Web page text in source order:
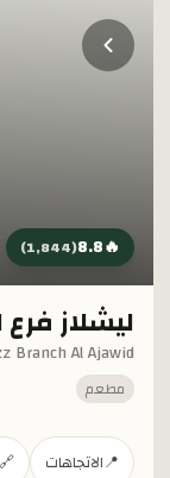
تخطي إلى المحتوى
🔥
8.8
(
1,844
)
ليشلاز فرع
Branch Al Ajawid
مطعم
📍الاتجاهات 🔗